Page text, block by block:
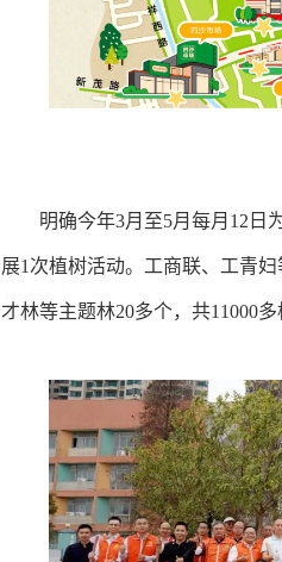
明确今年3月至5月每月12日为
展1次植树活动。工商联、工青
才林等主题林20多个，共11000多